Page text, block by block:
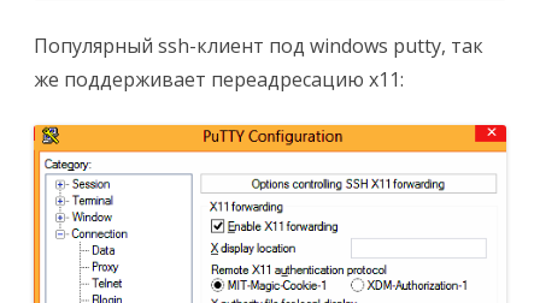
Популярный ssh-клиент под windows putty, так
же поддерживает переадресацию x11: